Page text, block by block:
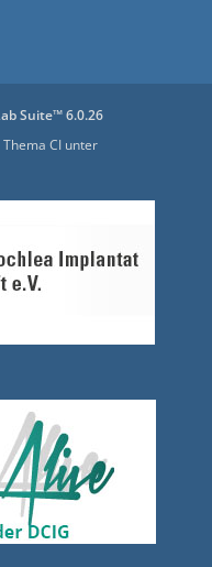
Suite™ 6.0.26
CI unter